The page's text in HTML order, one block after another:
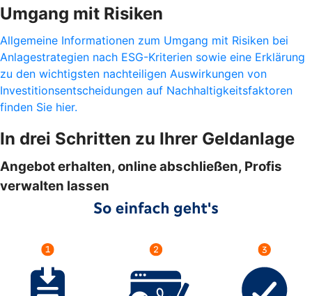
Umgang mit Risiken
Allgemeine Informationen zum Umgang mit Risiken bei
Anlagestrategien nach ESG-Kriterien sowie eine Erklärung
zu den wichtigsten nachteiligen Auswirkungen von
Investitionsentscheidungen auf Nachhaltigkeitsfaktoren
finden Sie hier.
In drei Schritten zu Ihrer Geldanlage
Angebot erhalten, online abschließen, Profis
verwalten lassen